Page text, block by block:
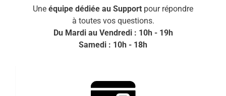
Une équipe dédiée au Support pour répondre
à toutes vos questions.
Du Mardi au Vendredi : 10h - 19h
Samedi : 10h - 18h